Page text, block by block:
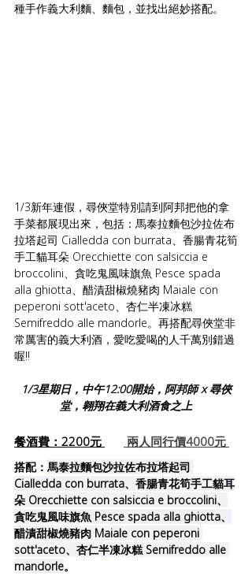
種手作義大利麵、麵包，並找出絕妙搭配。
1/3新年連假，尋俠堂特別請到阿邦把他的拿
手菜都展現出來，包括：馬泰拉麵包沙拉佐布
拉塔起司 Cialledda con burrata、香腸青花筍
手工貓耳朵 Orecchiette con salsiccia e
broccolini、貪吃鬼風味旗魚 Pesce spada
alla ghiotta、醋漬甜椒燒豬肉 Maiale con
peperoni sott'aceto、杏仁半凍冰糕
Semifreddo alle mandorle。再搭配尋俠堂非
常厲害的義大利酒，愛吃愛喝的人千萬別錯過
喔!!
1/3星期日，中午12:00開始，阿邦師 x 尋俠
堂，翱翔在義大利酒食之上
餐酒費：2200元 兩人同行價4000元
搭配： 馬泰拉麵包沙拉佐布拉塔起司
Cialledda con burrata、香腸青花筍手工貓耳
朵 Orecchiette con salsiccia e broccolini、
貪吃鬼風味旗魚 Pesce spada alla ghiotta、
醋漬甜椒燒豬肉 Maiale con peperoni
sott'aceto、杏仁半凍冰糕 Semifreddo alle
mandorle。